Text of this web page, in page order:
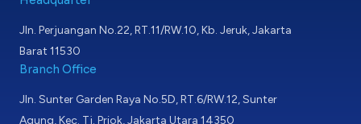
Jln. Perjuangan No.22, RT.11/RW.10, Kb. Jeruk, Jakarta
Barat 11530
Branch Office
Jln. Sunter Garden Raya No.5D, RT.6/RW.12, Sunter
Agung, Kec. Tj. Priok, Jakarta Utara 14350